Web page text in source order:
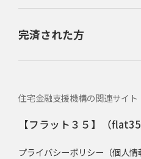
完済された方
住宅金融支援機構の関連サイト
【フラット３５】（
プライバシーポリシー（個人情